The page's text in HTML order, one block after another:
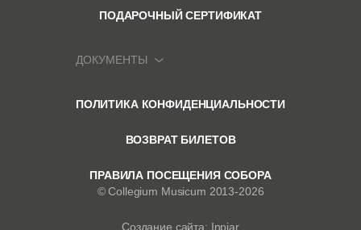
ПОДАРОЧНЫЙ СЕРТИФИКАТ
ДОКУМЕНТЫ
ПОЛИТИКА КОНФИДЕНЦИАЛЬНОСТИ
ВОЗВРАТ БИЛЕТОВ
ПРАВИЛА ПОСЕЩЕНИЯ СОБОРА
© Collegium Musicum 2013-2026
Создание сайта: Inpiar